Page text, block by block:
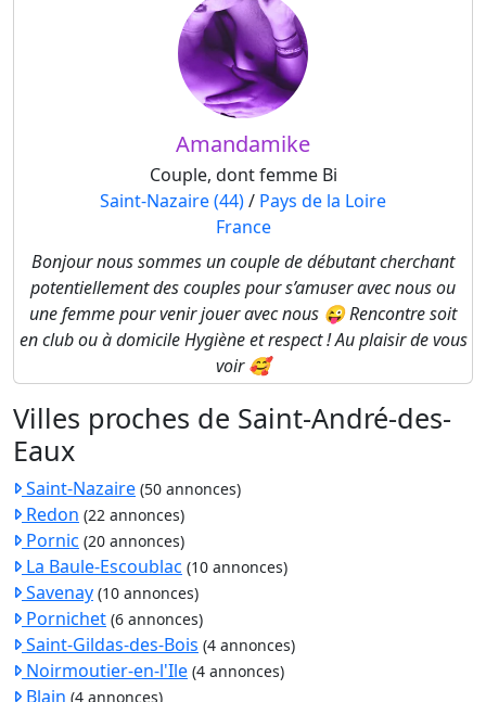
Amandamike
Couple, dont femme Bi
Saint-Nazaire (44)/ Pays de la Loire
France
Bonjour nous sommes un couple de débutant cherchant
potentiellement des couples pour s’amuser avec nous ou
une femme pour venir jouer avec nous 😜 Rencontre soit
en club ou à domicile Hygiène et respect ! Au plaisir de vous
voir 🥰
Villes proches de Saint-André-des-
Eaux
Saint-Nazaire (50 annonces)
Redon (22 annonces)
Pornic (20 annonces)
La Baule-Escoublac (10 annonces)
Savenay (10 annonces)
Pornichet (6 annonces)
Saint-Gildas-des-Bois (4 annonces)
Noirmoutier-en-l'Ile (4 annonces)
Blain (4 annonces)